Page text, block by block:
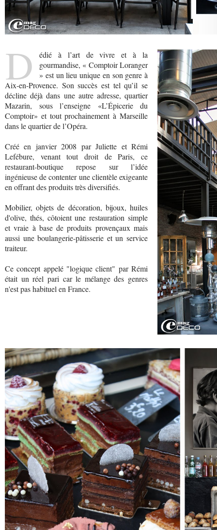
D
édié à l’art de vivre et à la
gourmandise, « Comptoir Loranger
» est un lieu unique en son genre à
Aix-en-Provence. Son succès est tel qu’il se
décline déjà dans une autre adresse, quartier
Mazarin, sous l’enseigne «L’Épicerie du
Comptoir» et tout prochainement à Marseille
dans le quartier de l’Opéra.
Créé en janvier 2008 par Juliette et Rémi
Lefébure, venant tout droit de Paris, ce
restaurant-boutique repose sur l’idée
ingénieuse de contenter une clientèle exigeante
en offrant des produits très diversifiés.
Mobilier, objets de décoration, bijoux, huiles
d'olive, thés, côtoient une restauration simple
et vraie à base de produits provençaux mais
aussi une boulangerie-pâtisserie et un service
traiteur.
Ce concept appelé "logique client" par Rémi
était un réel pari car le mélange des genres
n'est pas habituel en France.